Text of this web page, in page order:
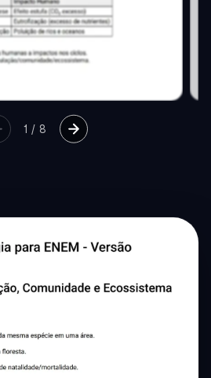
1 / 8